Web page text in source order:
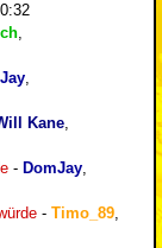
,
,
Kane,
- DomJay,
- Timo_89,